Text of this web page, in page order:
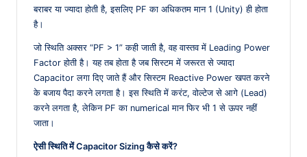
बराबर या ज्यादा होती है, इसलिए PF का अधिकतम मान 1 (Unity) ही होता
है।
जो स्थिति अक्सर “PF > 1” कही जाती है, वह वास्तव में Leading Power
Factor होती है। यह तब होता है जब सिस्टम में जरूरत से ज्यादा
Capacitor लगा दिए जाते हैं और सिस्टम Reactive Power खपत करने
के बजाय पैदा करने लगता है। इस स्थिति में करंट, वोल्टेज से आगे (Lead)
करने लगता है, लेकिन PF का numerical मान फिर भी 1 से ऊपर नहीं
जाता।
ऐसी स्थिति में Capacitor Sizing कैसे करें?